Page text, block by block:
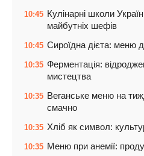
10:45 Кулінарні школи
майбутніх шефів
10:45 Сироїдна дієта: меню
10:35 Ферментація:
мистецтва
10:35 Веганське меню на
смачно
10:35 Хліб як символ:
10:35 Меню при анемії: